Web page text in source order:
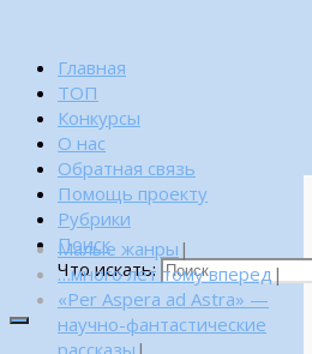
Главная
ТОП
Конкурсы
О нас
Обратная связь
Помощь проекту
Рубрики
Поиск
Что искать:
Малые жанры |
…много лет тому вперед |
«Per Aspera ad Astra» —
научно-фантастические
рассказы |